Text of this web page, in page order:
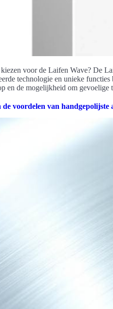
voor de Laifen Wave? De
technologie en unieke
en de mogelijkheid om
voordelen van handgepolijste